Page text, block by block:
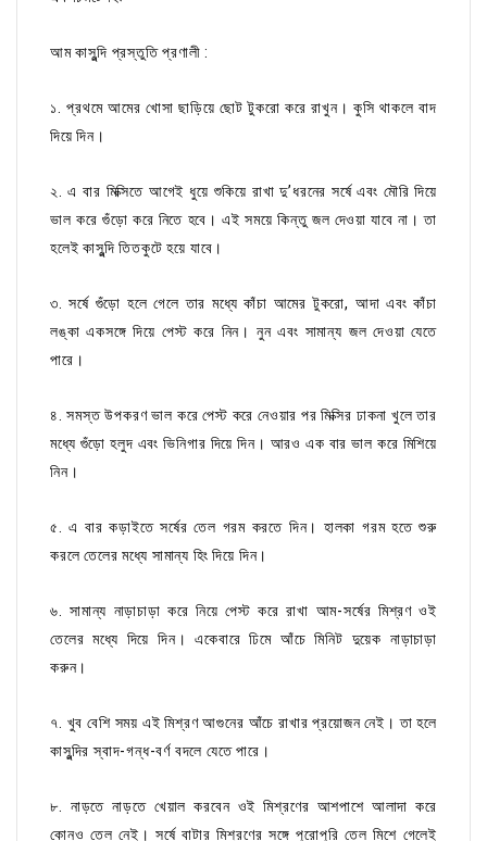
আম কাসুন্দি প্রস্তুতি প্রণালী :
১. প্রথমে আমের খোসা ছাড়িয়ে ছোট টুকরো করে রাখুন। কুসি থাকলে বাদ
দিয়ে দিন।
২. এ বার মিক্সিতে আগেই ধুয়ে শুকিয়ে রাখা দু’ধরনের সর্ষে এবং মৌরি দিয়ে
ভাল করে গুঁড়ো করে নিতে হবে। এই সময়ে কিন্তু জল দেওয়া যাবে না। তা
হলেই কাসুন্দি তিতকুটে হয়ে যাবে।
৩. সর্ষে গুঁড়ো হলে গেলে তার মধ্যে কাঁচা আমের টুকরো, আদা এবং কাঁচা
লঙ্কা একসঙ্গে দিয়ে পেস্ট করে নিন। নুন এবং সামান্য জল দেওয়া যেতে
পারে।
৪. সমস্ত উপকরণ ভাল করে পেস্ট করে নেওয়ার পর মিক্সির ঢাকনা খুলে তার
মধ্যে গুঁড়ো হলুদ এবং ভিনিগার দিয়ে দিন। আরও এক বার ভাল করে মিশিয়ে
নিন।
৫. এ বার কড়াইতে সর্ষের তেল গরম করতে দিন। হালকা গরম হতে শুরু
করলে তেলের মধ্যে সামান্য হিং দিয়ে দিন।
৬. সামান্য নাড়াচাড়া করে নিয়ে পেস্ট করে রাখা আম-সর্ষের মিশ্রণ ওই
তেলের মধ্যে দিয়ে দিন। একেবারে ঢিমে আঁচে মিনিট দুয়েক নাড়াচাড়া
করুন।
৭. খুব বেশি সময় এই মিশ্রণ আগুনের আঁচে রাখার প্রয়োজন নেই। তা হলে
কাসুন্দির স্বাদ-গন্ধ-বর্ণ বদলে যেতে পারে।
৮. নাড়তে নাড়তে খেয়াল করবেন ওই মিশ্রণের আশপাশে আলাদা করে
কোনও তেল নেই। সর্ষে বাটার মিশ্রণের সঙ্গে পুরোপুরি তেল মিশে গেলেই